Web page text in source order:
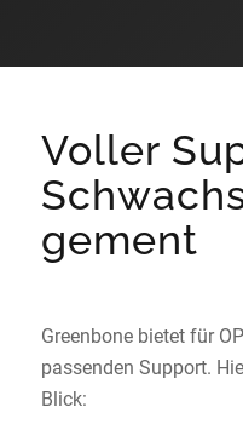
Voller
gement
Greenbone bietet für
passenden Support.
Blick: